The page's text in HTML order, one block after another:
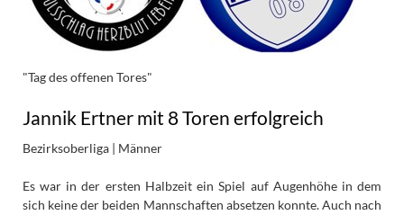
"Tag des offenen Tores"
Jannik Ertner mit 8 Toren erfolgreich
Bezirksoberliga | Männer
Es war in der ersten Halbzeit ein Spiel auf Augenhöhe in dem
sich keine der beiden Mannschaften absetzen konnte. Auch nach